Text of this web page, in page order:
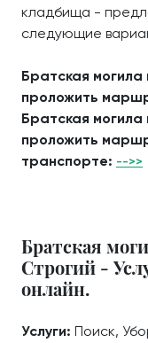
кладбища -
следующие
Братская
проложить
Братская
проложить
транспорте: -->>
Братская
Строгий -
онлайн.
Услуги: Поиск,